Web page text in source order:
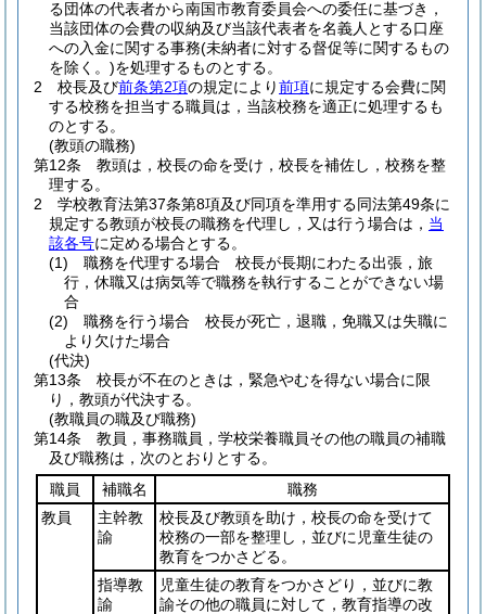
る団体の代表者から南国市教育委員会への委任に基づき，
当該団体の会費の収納及び当該代表者を名義人とする口座
への入金に関する事務(未納者に対する督促等に関するもの
を除く。)を処理するものとする。
2
校長及び前条第2項の規定により前項に規定する会費に関
する校務を担当する職員は，当該校務を適正に処理するも
のとする。
(教頭の職務)
第12条
教頭は，校長の命を受け，校長を補佐し，校務を整
理する。
2
学校教育法第37条第8項及び同項を準用する同法第49条に
規定する教頭が校長の職務を代理し，又は行う場合は， 当
該各号に定める場合とする。
(1)
職務を代理する場合 校長が長期にわたる出張，旅
行，休職又は病気等で職務を執行することができない場
合
(2)
職務を行う場合 校長が死亡，退職，免職又は失職に
より欠けた場合
(代決)
第13条
校長が不在のときは，緊急やむを得ない場合に限
り，教頭が代決する。
(教職員の職及び職務)
第14条
教員，事務職員，学校栄養職員その他の職員の補職
及び職務は，次のとおりとする。
職員
補職名
職務
教員
主幹教
諭
校長及び教頭を助け，校長の命を受けて
校務の一部を整理し，並びに児童生徒の
教育をつかさどる。
指導教
諭
児童生徒の教育をつかさどり，並びに教
諭その他の職員に対して，教育指導の改